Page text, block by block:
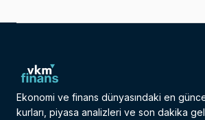
Ekonomi ve finans dünyasındaki en
kurları, piyasa analizleri ve son dakika